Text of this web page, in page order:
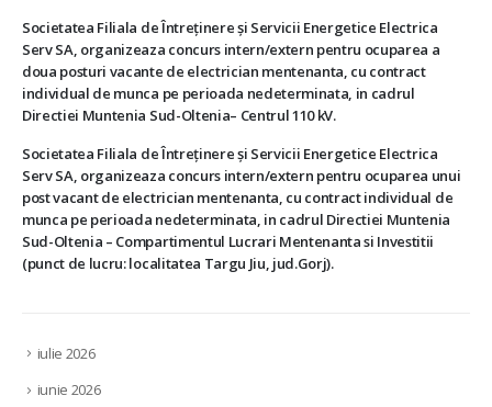
Societatea Filiala de Întreţinere şi Servicii Energetice Electrica
Serv SA, organizeaza concurs intern/extern pentru ocuparea a
doua posturi vacante de electrician mentenanta, cu contract
individual de munca pe perioada nedeterminata, in cadrul
Directiei Muntenia Sud-Oltenia– Centrul 110 kV.
Societatea Filiala de Întreţinere şi Servicii Energetice Electrica
Serv SA, organizeaza concurs intern/extern pentru ocuparea unui
post vacant de electrician mentenanta, cu contract individual de
munca pe perioada nedeterminata, in cadrul Directiei Muntenia
Sud-Oltenia – Compartimentul Lucrari Mentenanta si Investitii
(punct de lucru: localitatea Targu Jiu, jud.Gorj).
iulie 2026
iunie 2026